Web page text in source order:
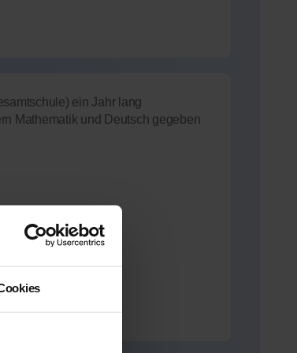
ein Jahr lang
Mathematik und Deutsch gegeben